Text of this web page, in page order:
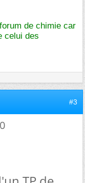
de chimie car
celui des
#3